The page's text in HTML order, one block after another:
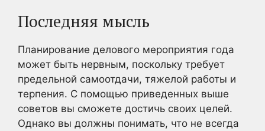
Последняя мысль
Планирование делового мероприятия года
может быть нервным, поскольку требует
предельной самоотдачи, тяжелой работы и
терпения. С помощью приведенных выше
советов вы сможете достичь своих целей.
Однако вы должны понимать, что не всегда